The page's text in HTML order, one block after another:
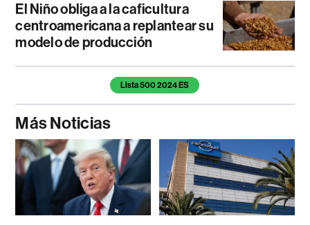
El Niño obliga a la caficultura
centroamericana a replantear su
modelo de producción
Temas de este artículoLista 500 2024 ES
Más Noticias